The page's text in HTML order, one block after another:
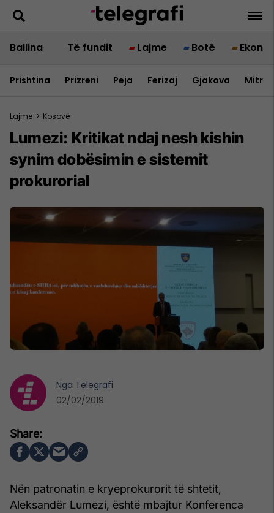
Ballina Të fundit Lajme Botë
Prishtina Prizreni Peja Ferizaj Gjakova
Lajme > Kosovë
Lumezi: Kritikat ndaj nesh kishin
synim dobësimin e sistemit
prokurorial
Nën patronatin e kryeprokurorit të shtetit,
Aleksandër Lumezi, është mbajtur Konferenca
Nga Telegrafi
02/02/2019